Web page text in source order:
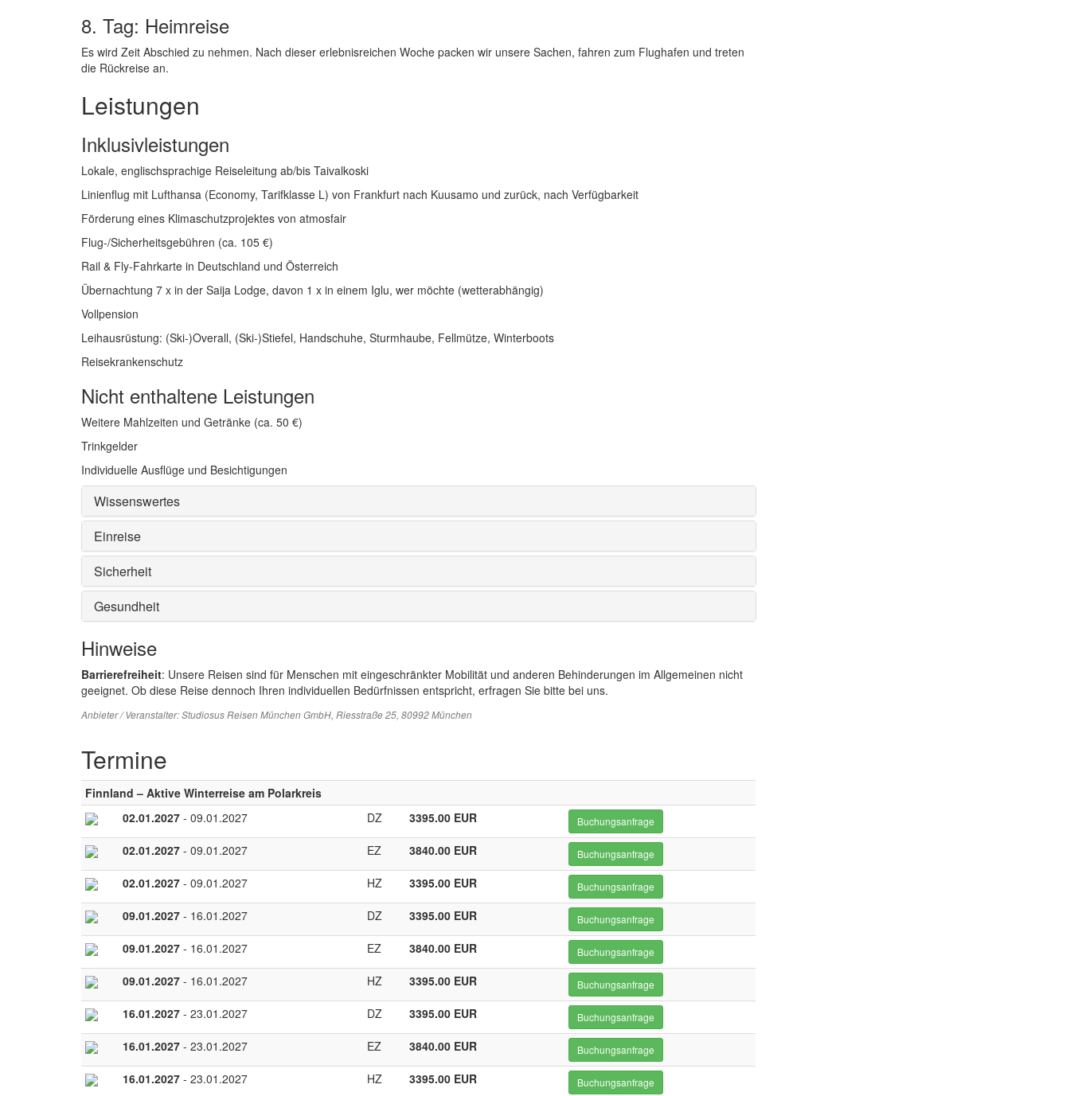
8. Tag: Heimreise
Es wird Zeit Abschied zu nehmen. Nach dieser erlebnisreichen Woche packen wir unsere Sachen, fahren zum Flughafen und treten
die Rückreise an.
Leistungen
Inklusivleistungen
Lokale, englischsprachige Reiseleitung ab/bis Taivalkoski
Linienflug mit Lufthansa (Economy, Tarifklasse L) von Frankfurt nach Kuusamo und zurück, nach Verfügbarkeit
Förderung eines Klimaschutzprojektes von atmosfair
Flug-/Sicherheitsgebühren (ca. 105 €)
Rail & Fly-Fahrkarte in Deutschland und Österreich
Übernachtung 7 x in der Saija Lodge, davon 1 x in einem Iglu, wer möchte (wetterabhängig)
Vollpension
Leihausrüstung: (Ski-)Overall, (Ski-)Stiefel, Handschuhe, Sturmhaube, Fellmütze, Winterboots
Reisekrankenschutz
Nicht enthaltene Leistungen
Weitere Mahlzeiten und Getränke (ca. 50 €)
Trinkgelder
Individuelle Ausflüge und Besichtigungen
Wissenswertes
Einreise
Sicherheit
Gesundheit
Hinweise
Barrierefreiheit: Unsere Reisen sind für Menschen mit eingeschränkter Mobilität und anderen Behinderungen im Allgemeinen nicht
geeignet. Ob diese Reise dennoch Ihren individuellen Bedürfnissen entspricht, erfragen Sie bitte bei uns.
Anbieter / Veranstalter:Studiosus Reisen München GmbH, Riesstraße 25, 80992 München
Termine
Finnland – Aktive Winterreise am Polarkreis
02.01.2027 - 09.01.2027 DZ 3395.00 EUR Buchungsanfrage
02.01.2027 - 09.01.2027 EZ 3840.00 EUR Buchungsanfrage
02.01.2027 - 09.01.2027 HZ 3395.00 EUR Buchungsanfrage
09.01.2027 - 16.01.2027 DZ 3395.00 EUR Buchungsanfrage
09.01.2027 - 16.01.2027 EZ 3840.00 EUR Buchungsanfrage
09.01.2027 - 16.01.2027 HZ 3395.00 EUR Buchungsanfrage
16.01.2027 - 23.01.2027 DZ 3395.00 EUR Buchungsanfrage
16.01.2027 - 23.01.2027 EZ 3840.00 EUR Buchungsanfrage
16.01.2027 - 23.01.2027 HZ 3395.00 EUR Buchungsanfrage